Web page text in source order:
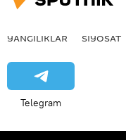
YANGILIKLAR SIYOSAT
Telegram